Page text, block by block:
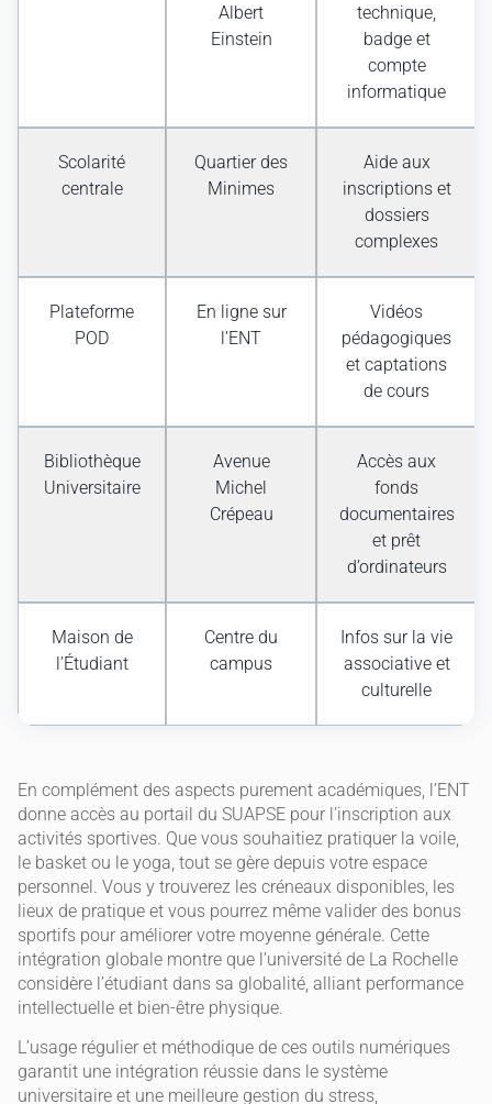
Albert
Einstein
technique,
badge et
compte
informatique
Scolarité
centrale
Quartier des
Minimes
Aide aux
inscriptions et
dossiers
complexes
Plateforme
POD
En ligne sur
l’ENT
Vidéos
pédagogiques
et captations
de cours
Bibliothèque
Universitaire
Avenue
Michel
Crépeau
Accès aux
fonds
documentaires
et prêt
d’ordinateurs
Maison de
l’Étudiant
Centre du
campus
Infos sur la vie
associative et
culturelle
En complément des aspects purement académiques, l’ENT
donne accès au portail du SUAPSE pour l’inscription aux
activités sportives. Que vous souhaitiez pratiquer la voile,
le basket ou le yoga, tout se gère depuis votre espace
personnel. Vous y trouverez les créneaux disponibles, les
lieux de pratique et vous pourrez même valider des bonus
sportifs pour améliorer votre moyenne générale. Cette
intégration globale montre que l’université de La Rochelle
considère l’étudiant dans sa globalité, alliant performance
intellectuelle et bien-être physique.
L’usage régulier et méthodique de ces outils numériques
garantit une intégration réussie dans le système
universitaire et une meilleure gestion du stress,